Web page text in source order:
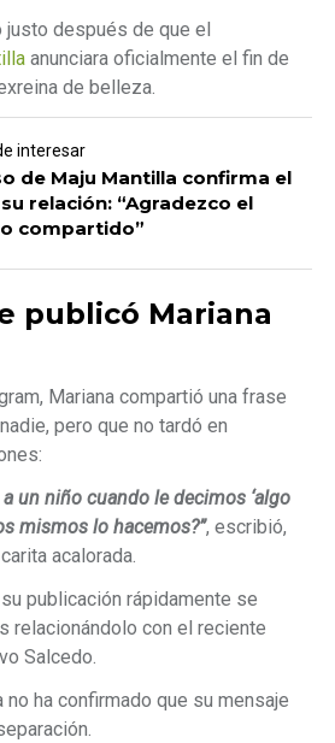
justo después de que el
anunciara oficialmente el fin de
de belleza.
interesar
de Maju Mantilla confirma el
relación: “Agradezco el
compartido”
publicó Mariana
Mariana compartió una frase
pero que no tardó en
un niño cuando le decimos ‘algo
mismos lo hacemos?”, escribió,
acalorada.
publicación rápidamente se
relacionándolo con el reciente
Salcedo.
no ha confirmado que su mensaje